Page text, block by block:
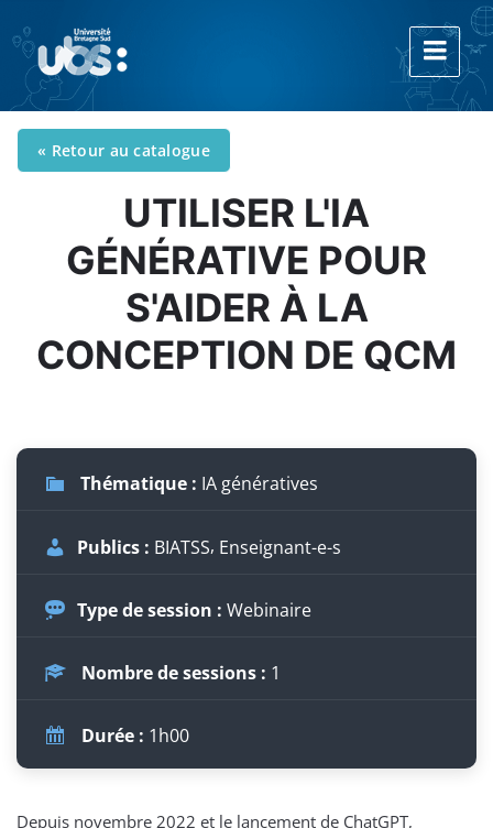
« Retour au catalogue
UTILISER L'IA
GÉNÉRATIVE POUR
S'AIDER À LA
CONCEPTION DE QCM
Thématique : IA génératives
Publics : BIATSS Enseignant-e-s
Type de session : Webinaire
Nombre de sessions : 1
Durée : 1h00
Depuis novembre 2022 et le lancement de ChatGPT,